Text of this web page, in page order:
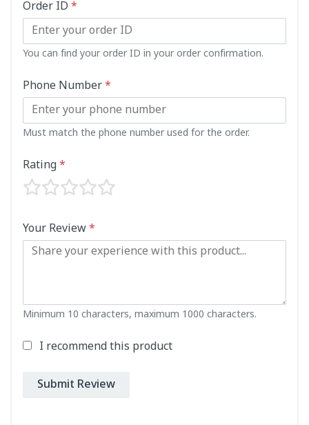
Order ID *
You can find your order ID in your order confirmation.
Phone Number*
Must match the phone number used for the order.
Rating*
Your Review*
Minimum 10 characters, maximum 1000 characters.
I recommend this product
Submit Review